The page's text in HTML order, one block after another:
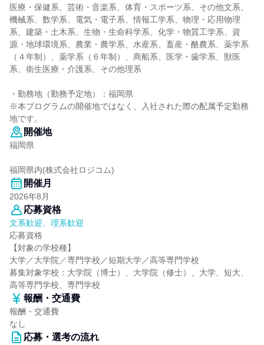
医療・保健系、芸術・音楽系、体育・スポーツ系、その他文系、
機械系、数学系、電気・電子系、情報工学系、物理・応用物理
系、建築・土木系、生物・生命科学系、化学・物質工学系、資
源・地球環境系、農業・農学系、水産系、畜産・酪農系、薬学系
（４年制）、薬学系（６年制）、商船系、医学・歯学系、獣医
系、衛生医療・介護系、その他理系
・勤務地（勤務予定地）：福岡県
※本プログラムの開催地ではなく、入社された際の配属予定勤務
地です。
開催地
福岡県
福岡県内(株式会社ロジコム)
開催月
2026年8月
応募資格
文系歓迎、理系歓迎
応募資格
【対象の学校種】
大学／大学院／専門学校／短期大学／高等専門学校
募集対象学校：大学院（博士）、大学院（修士）、大学、短大、
高等専門学校、専門学校
報酬・交通費
報酬・交通費
なし
応募・選考の流れ